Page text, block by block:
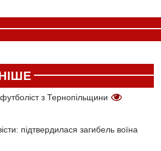
з Тернопільщини
підтвердилася загибель воїна